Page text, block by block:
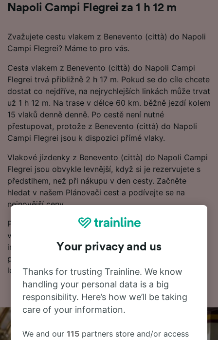
Napoli Campi Flegrei za 1 h 12 m
Zvažujete cestu vlakem z Benevento (città) do Napoli
Campi Flegrei? Máme to pro vás.
Cesta vlakem z Benevento (città) do Napoli Campi
Flegrei trvá přibližně 2 h 17 m. Pokud se do cíle chcete
dostat co nejdříve, na nejrychlejších linkách může trvat
už 1 h 12 m. Na trase v délce 60 km. běžně jezdí kolem
15 vlaků denně denně. Po cestě není nutné
přestupovat, protože z Benevento (città) do Napoli
Campi Flegrei jsou k dispozici přímé vlaky.
Vlakové jízdenky z Benevento (città) do Napoli Campi
Flegrei jsou obvykle levnější, když si je rezervujete s
předstihem, než při nákupu v den cesty. Začněte
hledat v našem Plánovači cest a podívejte se na
nejnovější ceny.
Připraveni na rezervaci? Začněte hledat nejlevnější
vlakové jízdenky u nás ještě dnes. Dále najdete další
informace včetně našeho jízdního řádu, kde uvidíte
první a poslední odjezdy vlaků a také tipy, jak najít
levné vlakové jízdenky.
Your privacy and us
Thanks for trusting Trainline. We know
handling your personal data is a big
responsibility. Here’s how we’ll be taking
care of your information.
We and our115 partners store and/or access